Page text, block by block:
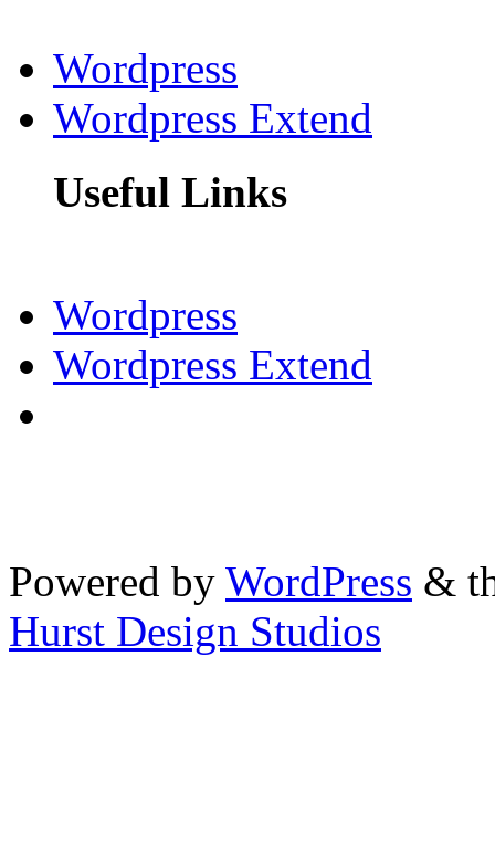
Wordpress
Wordpress Extend
Useful Links
Wordpress
Wordpress Extend
Powered by WordPress &
Hurst Design Studios